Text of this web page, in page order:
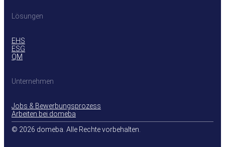
Lösungen
EHS
ESG
QM
Unternehmen
Jobs & Bewerbungsprozess
Arbeiten bei domeba
© 2026 domeba. Alle Rechte vorbehalten.